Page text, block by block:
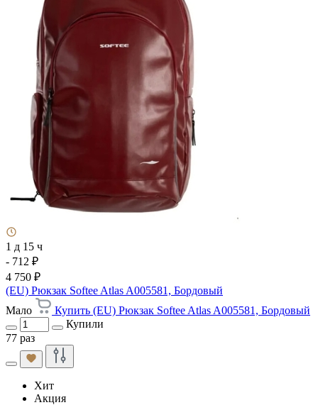
1 д 15 ч
- 712 ₽
4 750 ₽
(EU) Рюкзак Softee Atlas A005581, Бордовый
Мало
Купить (EU) Рюкзак Softee Atlas A005581, Бордовый
Купили
77 раз
Хит
Акция